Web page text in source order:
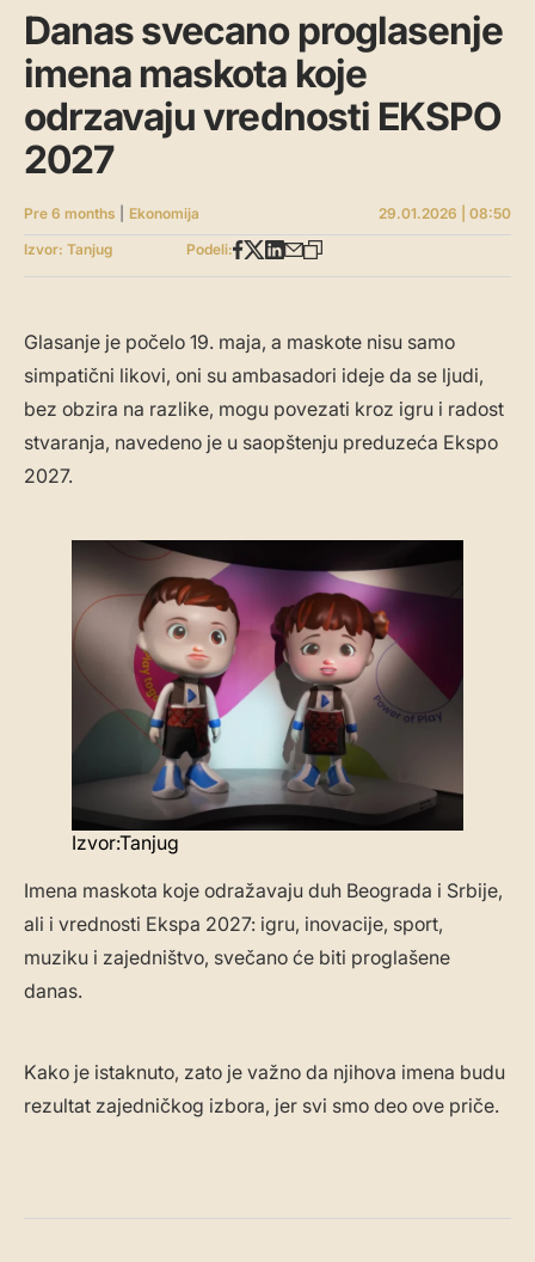
Danas svecano proglasenje
imena maskota koje
odrzavaju vrednosti EKSPO
2027
Pre 6 months Ekonomija
29.01.2026 | 08:50
Izvor: Tanjug
Podeli:
Glasanje je počelo 19. maja, a maskote nisu samo
simpatični likovi, oni su ambasadori ideje da se ljudi,
bez obzira na razlike, mogu povezati kroz igru i radost
stvaranja, navedeno je u saopštenju preduzeća Ekspo
2027.
Izvor:Tanjug
Imena maskota koje odražavaju duh Beograda i Srbije,
ali i vrednosti Ekspa 2027: igru, inovacije, sport,
muziku i zajedništvo, svečano će biti proglašene
danas.
Kako je istaknuto, zato je važno da njihova imena budu
rezultat zajedničkog izbora, jer svi smo deo ove priče.